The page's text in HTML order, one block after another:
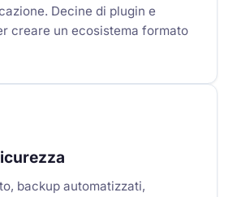
Decine di plugin e
creare un ecosistema formato
backup automatizzati,